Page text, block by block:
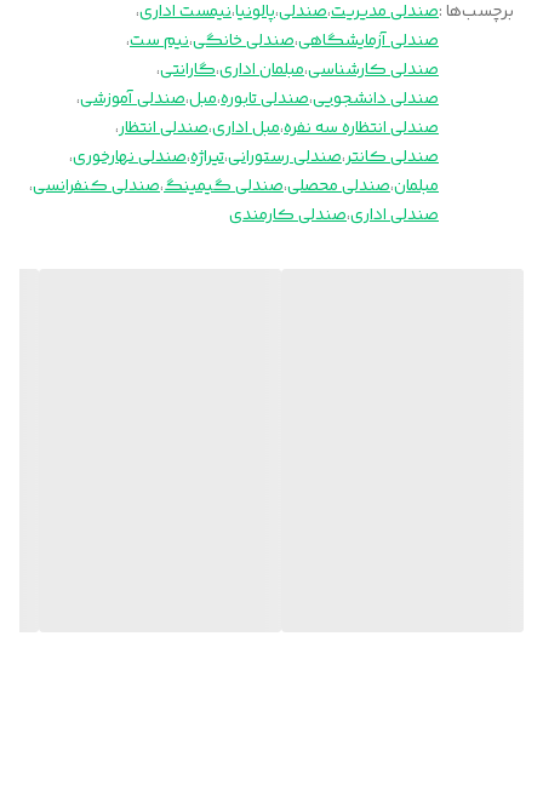
برچسب‌ها :صندلی مدیریت،صندلی،پالونیا،نیمست اداری،
صندلی آزمایشگاهی،صندلی خانگی،نیم ست،
صندلی کارشناسی،مبلمان اداری،گارانتی،
صندلی دانشجویی،صندلی تابوره،مبل،صندلی آموزشی،
صندلی انتظاره سه نفره،مبل اداری،صندلی انتظار،
صندلی کانتر،صندلی رستورانی،تیراژه،صندلی نهارخوری،
مبلمان،صندلی محصلی،صندلی گیمینگ،صندلی کنفرانسی،
صندلی اداری،صندلی کارمندی